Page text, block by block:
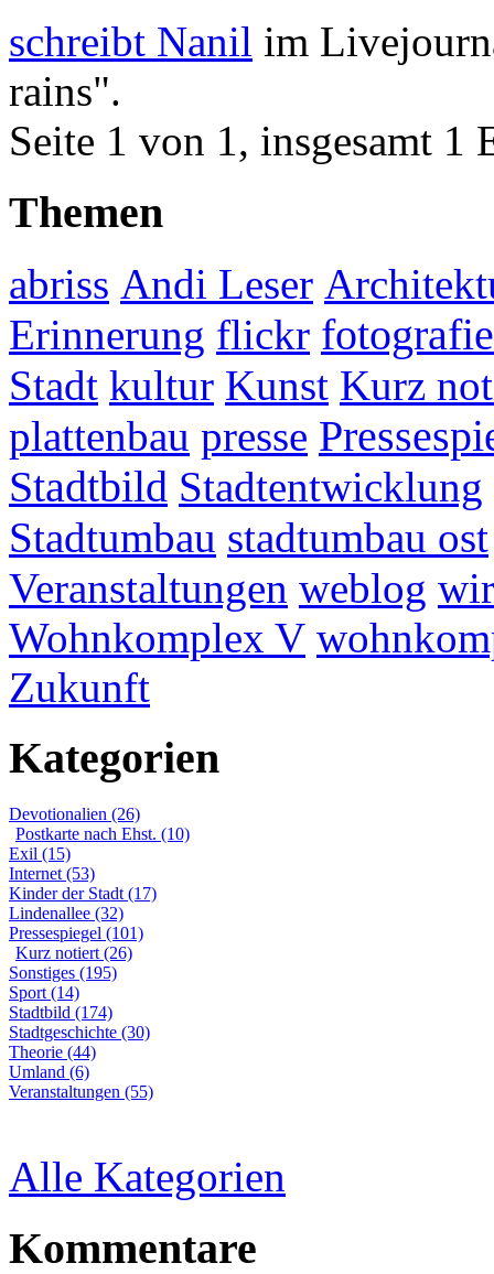
schreibt Nanil im
rains".
Seite 1 von 1, insgesamt 1
Themen
abriss Andi Leser
Erinnerung flickr fotografie
Stadt kultur Kunst Kurz
plattenbau presse
Stadtbild Stadtentwicklung
Stadtumbau stadtumbau ost
Veranstaltungen weblog
Wohnkomplex V
Zukunft
Kategorien
Devotionalien (26)
Postkarte nach Ehst. (10)
Exil (15)
Internet (53)
Kinder der Stadt (17)
Lindenallee (32)
Pressespiegel (101)
Kurz notiert (26)
Sonstiges (195)
Sport (14)
Stadtbild (174)
Stadtgeschichte (30)
Theorie (44)
Umland (6)
Veranstaltungen (55)
Alle Kategorien
Kommentare